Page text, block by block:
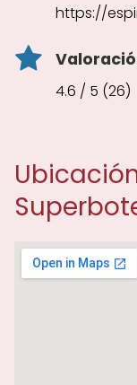
https://
4.6 / 5 (26)